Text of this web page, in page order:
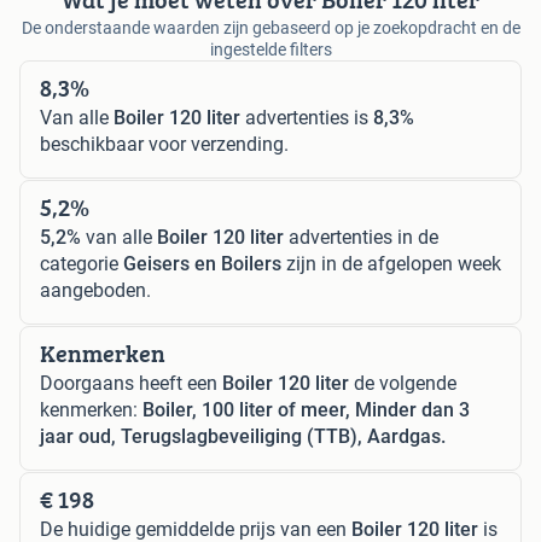
De onderstaande waarden zijn gebaseerd op je zoekopdracht en de
ingestelde filters
8,3%
Van alle Boiler 120 liter advertenties is 8,3%
beschikbaar voor verzending.
5,2%
5,2% van alle Boiler 120 liter advertenties in de
categorie Geisers en Boilers zijn in de afgelopen week
aangeboden.
Kenmerken
Doorgaans heeft een Boiler 120 liter de volgende
kenmerken: Boiler, 100 liter of meer, Minder dan 3
jaar oud, Terugslagbeveiliging (TTB), Aardgas.
€ 198
De huidige gemiddelde prijs van een Boiler 120 liter is